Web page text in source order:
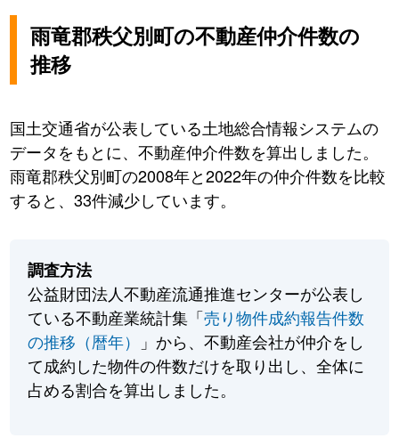
雨竜郡秩父別町の不動産仲介件数の
推移
国土交通省が公表している土地総合情報システムの
データをもとに、不動産仲介件数を算出しました。
雨竜郡秩父別町の2008年と2022年の仲介件数を比較
すると、33件減少しています。
調査方法
公益財団法人不動産流通推進センターが公表し
ている不動産業統計集「売り物件成約報告件数
の推移（暦年）
」から、不動産会社が仲介をし
て成約した物件の件数だけを取り出し、全体に
占める割合を算出しました。